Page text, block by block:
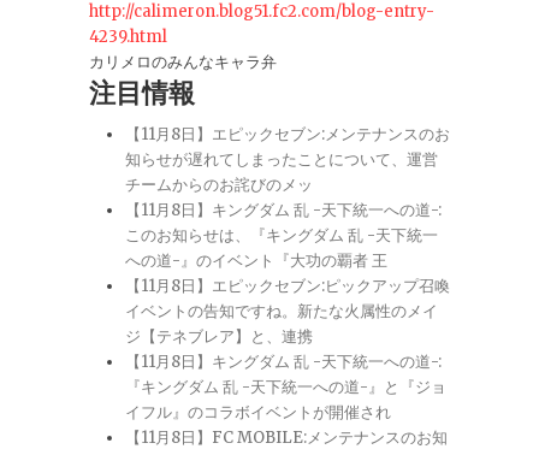
http://calimeron.blog51.fc2.com/blog-entry-
4239.html
カリメロのみんなキャラ弁
注目情報
【11月8日】エピックセブン:メンテナンスのお
知らせが遅れてしまったことについて、運営
チームからのお詫びのメッ
【11月8日】キングダム 乱 -天下統一への道-:
このお知らせは、『キングダム 乱 -天下統一
への道-』のイベント『大功の覇者 王
【11月8日】エピックセブン:ピックアップ召喚
イベントの告知ですね。新たな火属性のメイ
ジ【テネブレア】と、連携
【11月8日】キングダム 乱 -天下統一への道-:
『キングダム 乱 -天下統一への道-』と『ジョ
イフル』のコラボイベントが開催され
【11月8日】FC MOBILE:メンテナンスのお知